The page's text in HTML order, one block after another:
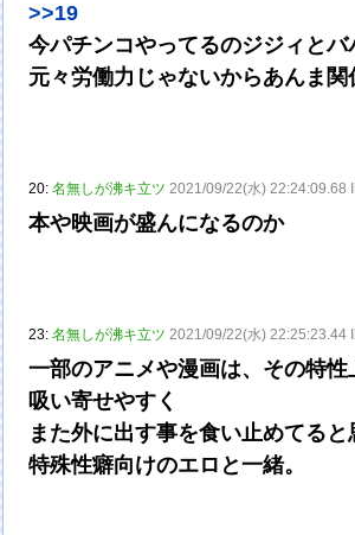
>>19
今パチンコやってるのジジィと
元々労働力じゃないからあんま関
20:名無しが沸キ立ツ 2021/09/22(水) 22:24:09.68
本や映画が盛んになるのか
23:名無しが沸キ立ツ 2021/09/22(水) 22:25:23.44
一部のアニメや漫画は、その特性
吸い寄せやすく
また外に出す事を食い止めてると
特殊性癖向けのエロと一緒。